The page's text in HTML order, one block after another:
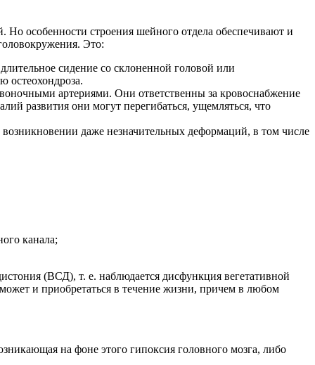
особенности строения шейного отдела обеспечивают и
Это:
сидение со склоненной головой или
остеохондроза.
артериями. Они ответственны за кровоснабжение
развития они могут перегибаться, ущемляться, что
даже незначительных деформаций, в том числе
канала;
(ВСД), т. е. наблюдается дисфункция вегетативной
и приобретаться в течение жизни, причем в любом
на фоне этого гипоксия головного мозга, либо